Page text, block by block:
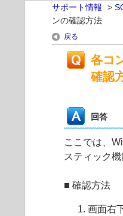
サポート情報 >
ンの確認方法
戻る
各コ
確認
回答
ここでは、
スティック
■ 確認方法
画面右